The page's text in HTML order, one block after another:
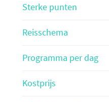
Sterke punten
Reisschema
Programma per dag
Kostprijs